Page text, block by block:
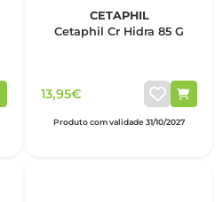
CETAPHIL
Cetaphil Cr Hidra 85 G
13,95€
Produto com validade 31/10/2027